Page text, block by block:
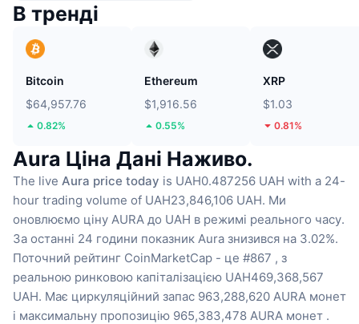
В тренді
Bitcoin
$64,957.76
0.82%
Ethereum
$1,916.56
0.55%
XRP
$1.03
0.81%
Aura Ціна Дані Наживо.
The live Aura price today is UAH0.487256 UAH with a 24-
hour trading volume of UAH23,846,106 UAH. Ми
оновлюємо ціну AURA до UAH в режимі реального часу.
За останні 24 години показник Aura знизився на 3.02%.
Поточний рейтинг CoinMarketCap - це #867 , з
реальною ринковою капіталізацією UAH469,368,567
UAH. Має циркуляційний запас 963,288,620 AURA монет
і максимальну пропозицію 965,383,478 AURA монет .